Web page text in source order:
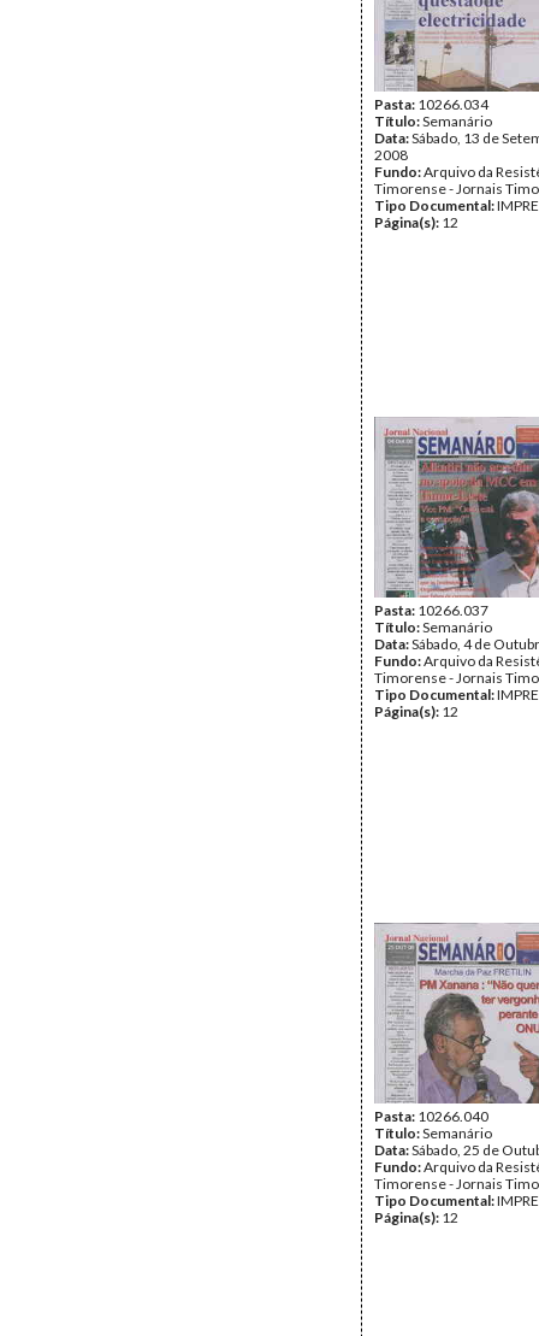
Pasta: 10266.034
Título:Semanário
Data:Sábado, 13 de
2008
Fundo:Arquivo da
Timorense - Jornais
Tipo Documental:
Página(s): 12
Pasta: 10266.037
Título:Semanário
Data:Sábado, 4 de
Fundo:Arquivo da
Timorense - Jornais
Tipo Documental:
Página(s): 12
Pasta: 10266.040
Título:Semanário
Data:Sábado, 25 de
Fundo:Arquivo da
Timorense - Jornais
Tipo Documental:
Página(s): 12